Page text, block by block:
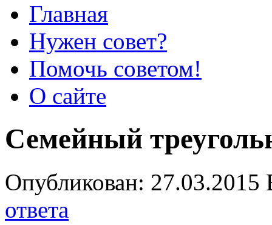
Главная
Нужен совет?
Помочь советом!
О сайте
Семейный
Опубликован:
ответа